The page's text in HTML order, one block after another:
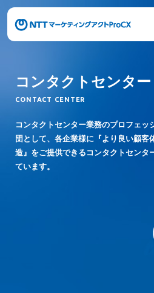
メニューの末尾です。Escape
コンタクトセンター
CONTACT CENTER
コンタクトセンター業務のプロフェッ
団として、各企業様に『より良い顧客
造』をご提供できるコンタクトセンタ
ています。